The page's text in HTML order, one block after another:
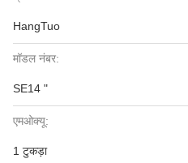
HangTuo
मॉडल नंबर:
SE14 "
एमओक्यू:
1 टुकड़ा